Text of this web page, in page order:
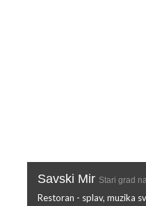
Savski Mir Stari grad
Restoran - splav, muzika